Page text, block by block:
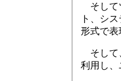
そして
ト、シ
形式で表
そして
利用し、